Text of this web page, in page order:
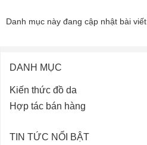
Danh mục này đang cập nhật bài viết
DANH MỤC
Kiến thức đồ da
Hợp tác bán hàng
TIN TỨC NỔI BẬT